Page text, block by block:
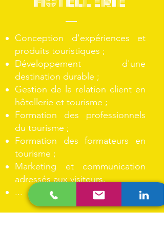
Conception d'expériences et
produits touristiques ;
Développement d'une
destination durable ;
Gestion de la relation client en
hôtellerie et tourisme ;
Formation des professionnels
du tourisme ;
Formation des formateurs en
tourisme ;
Marketing et communication
adressés aux visiteurs.
...